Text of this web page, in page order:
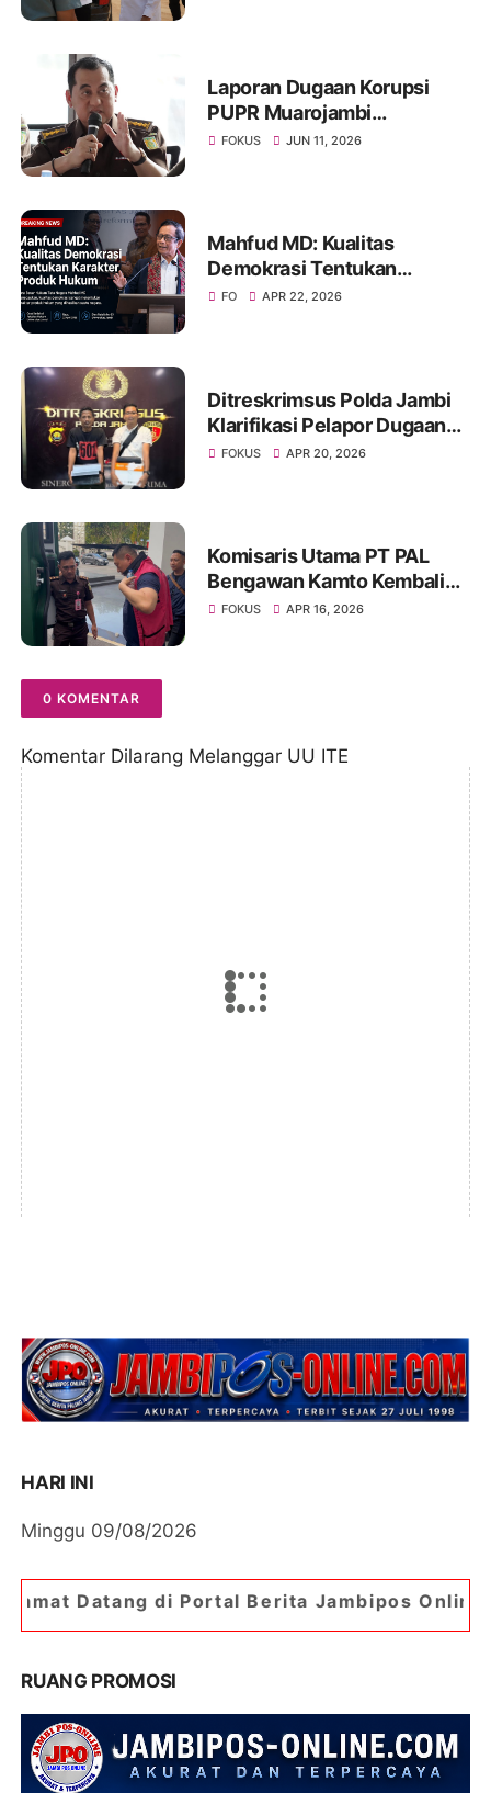
Laporan Dugaan Korupsi
PUPR Muarojambi
Dilimpahkan, Muncul
FOKUS JUN 11, 2026
Mahfud MD: Kualitas
Demokrasi Tentukan
Karakter Produk Hukum
FO APR 22, 2026
Ditreskrimsus Polda Jambi
Klarifikasi Pelapor Dugaan
Korupsi Proyek IT Bank 9
FOKUS APR 20, 2026
Komisaris Utama PT PAL
Bengawan Kamto Kembali
Ditahan, Status Berubah dari
FOKUS APR 16, 2026
0 KOMENTAR
Komentar Dilarang Melanggar UU ITE
HARI INI
Minggu 09/08/2026
Portal Berita Jambipos Online. Portal Berita
RUANG PROMOSI